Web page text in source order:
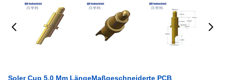
Soler Cup 5,0 Mm LängeMaßgeschneiderte PCB